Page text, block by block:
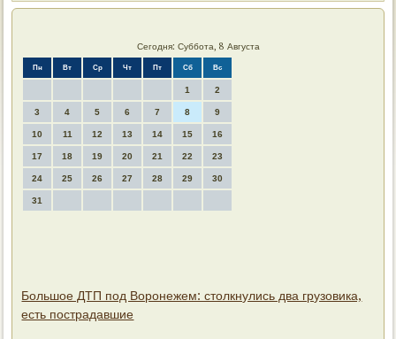
Сегодня: Суббота, 8 Августа
Пн Вт Ср Чт Пт Сб Вс
1 2
3 4 5 6 7 8 9
10 11 12 13 14 15 16
17 18 19 20 21 22 23
24 25 26 27 28 29 30
31
Большое ДТП под Воронежем: столкнулись два грузовика,
есть пострадавшие